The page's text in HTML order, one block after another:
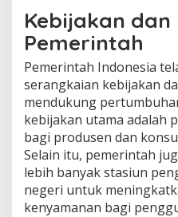
Kebijakan
Pemerintah
Pemerintah Indonesia
serangkaian kebijakan
mendukung
kebijakan utama adalah
bagi produsen dan
Selain itu, pemerintah
lebih banyak stasiun
negeri untuk
kenyamanan bagi